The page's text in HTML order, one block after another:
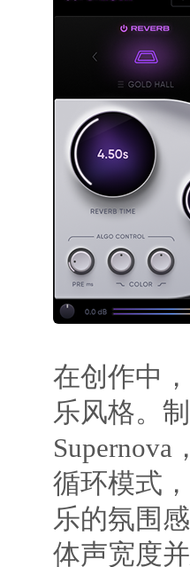
在创作中
乐风格。
循环模式
乐的氛围
体声宽度